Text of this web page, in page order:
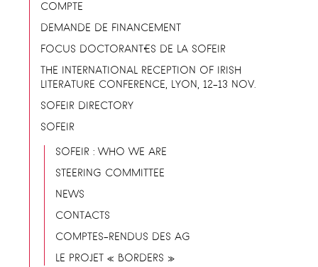
COMPTE
DEMANDE DE FINANCEMENT
FOCUS DOCTORANT·ES DE LA SOFEIR
THE INTERNATIONAL RECEPTION OF IRISH
LITERATURE CONFERENCE, LYON, 12-13 NOV.
SOFEIR DIRECTORY
SOFEIR
SOFEIR : WHO WE ARE
STEERING COMMITTEE
NEWS
CONTACTS
COMPTES-RENDUS DES AG
LE PROJET « BORDERS »